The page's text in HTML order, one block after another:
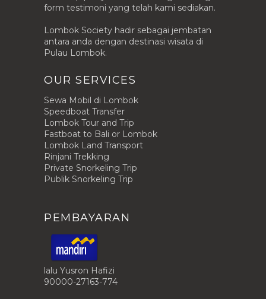
form testimoni yang telah kami sediakan.
Lombok Society hadir sebagai jembatan
antara anda dengan destinasi wisata di
Pulau Lombok.
OUR SERVICES
Sewa Mobil di Lombok
Speedboat Transfer
Lombok Tour and Trip
Fastboat to Bali or Lombok
Lombok Land Transport
Rinjani Trekking
Private Snorkeling Trip
Publik Snorkeling Trip
PEMBAYARAN
lalu Yusron Hafizi
90000-27163-774